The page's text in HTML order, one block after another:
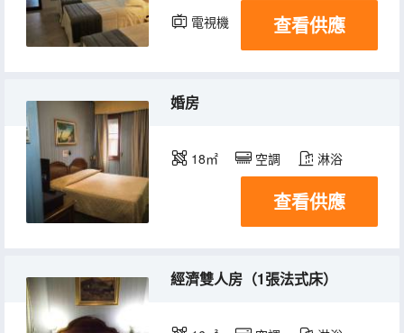
電視機 查看供應
婚房
18㎡ 空調 淋浴
查看供應
經濟雙人房（1張法式床）